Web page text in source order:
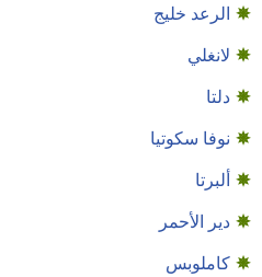
الرعد خليج
لانغلي
دلتا
نوفا سكوتيا
ألبرتا
دير الأحمر
كاملوبس